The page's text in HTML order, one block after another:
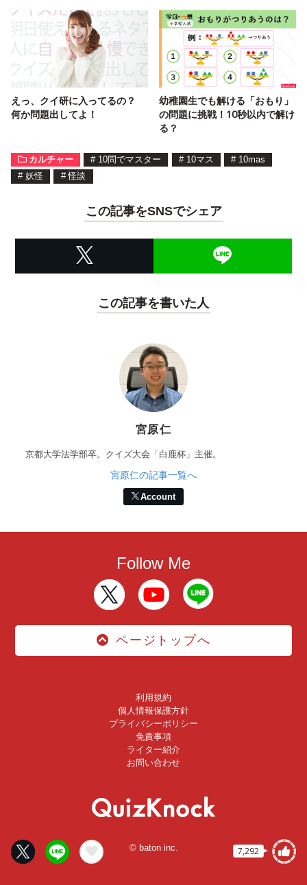
7,292
えっ、クイ研に入ってるの？
何か問題出してよ！
幼稚園生でも解ける「おもり」
の問題に挑戦！10秒以内で解け
る？
カルチャー # 10問でマスター # 10マス # 10mas
# 妖怪 # 怪談
この記事をSNSでシェア
この記事を書いた人
宮原仁
京都大学法学部卒。クイズ大会「白鹿杯」主催。
宮原仁の記事一覧へ
Account
Follow Me
ページトップへ
利用規約
個人情報保護方針
プライバシーポリシー
免責事項
ライター紹介
お問い合わせ
© baton inc.